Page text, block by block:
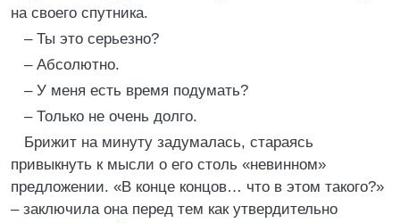
на своего спутника.
– Ты это серьезно?
– Абсолютно.
– У меня есть время подумать?
– Только не очень долго.
Брижит на минуту задумалась, стараясь
привыкнуть к мысли о его столь «невинном»
предложении. «В конце концов… что в этом такого?»
– заключила она перед тем как утвердительно